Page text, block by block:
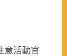
意活動官